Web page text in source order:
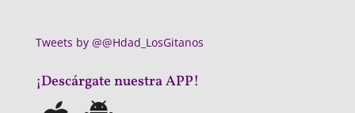
Tweets by @@Hdad_LosGitanos
¡Descárgate nuestra APP!